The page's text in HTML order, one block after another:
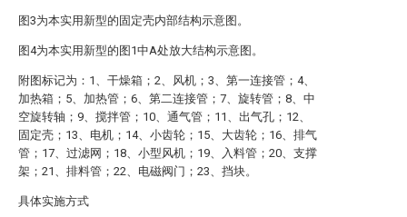
图3为本实用新型的固定壳内部结构示意图。
图4为本实用新型的图1中A处放大结构示意图。
附图标记为：1、干燥箱；2、风机；3、第一连接管；4、
加热箱；5、加热管；6、第二连接管；7、旋转管；8、中
空旋转轴；9、搅拌管；10、通气管；11、出气孔；12、
固定壳；13、电机；14、小齿轮；15、大齿轮；16、排气
管；17、过滤网；18、小型风机；19、入料管；20、支撑
架；21、排料管；22、电磁阀门；23、挡块。
具体实施方式